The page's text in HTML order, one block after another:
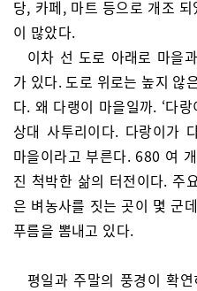
당, 카페, 마트 등으로 개조
이 많았다.
이차 선 도로 아래로 마을
가 있다. 도로 위로는 높지 않
다. 왜 다랭이 마을일까. ‘다
상대 사투리이다. 다랑이가
마을이라고 부른다. 680 여
진 척박한 삶의 터전이다. 주
은 벼농사를 짓는 곳이 몇 군
푸름을 뽐내고 있다.
평일과 주말의 풍경이 확